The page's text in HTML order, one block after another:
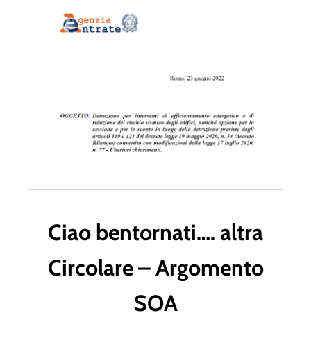
Ciao bentornati…. altra
Circolare – Argomento
SOA